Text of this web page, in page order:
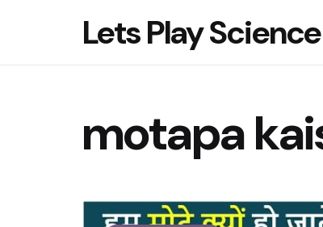
Lets Play Science
motapa